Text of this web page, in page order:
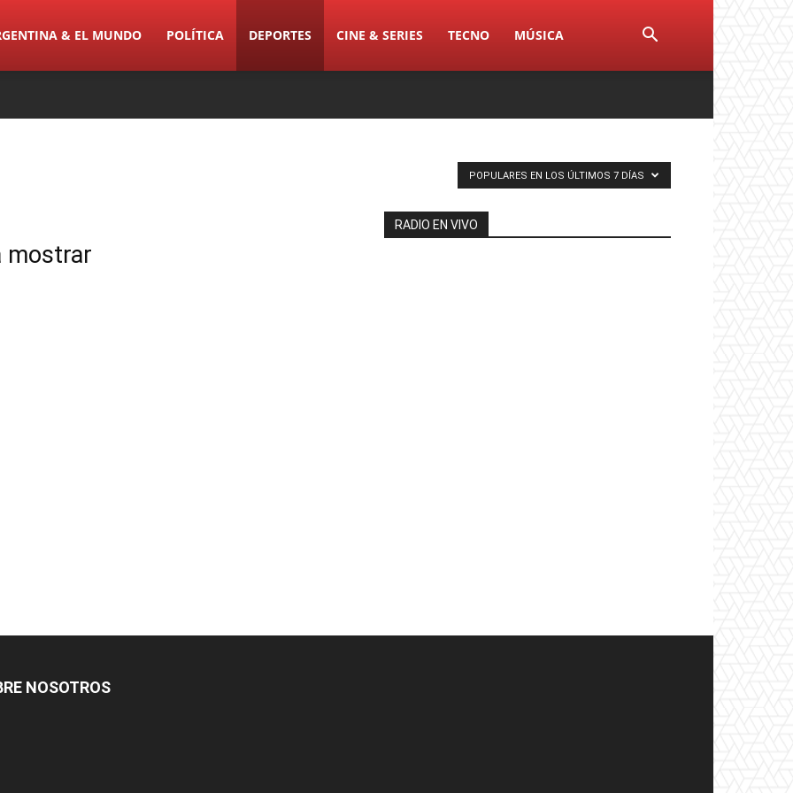
& EL MUNDO POLÍTICA DEPORTES CINE & SERIES TECNO MÚSICA
POPULARES EN LOS ÚLTIMOS 7 DÍAS
mostrar
RADIO EN VIVO
NOSOTROS